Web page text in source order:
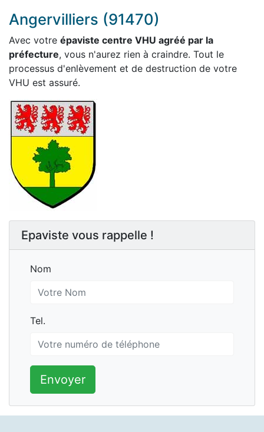
Angervilliers (91470)
Avec votre épaviste centre VHU agréé par la
préfecture, vous n'aurez rien à craindre. Tout le
processus d'enlèvement et de destruction de votre
VHU est assuré.
Epaviste vous rappelle !
Nom
Nom
Tel.
Tel.
Envoyer